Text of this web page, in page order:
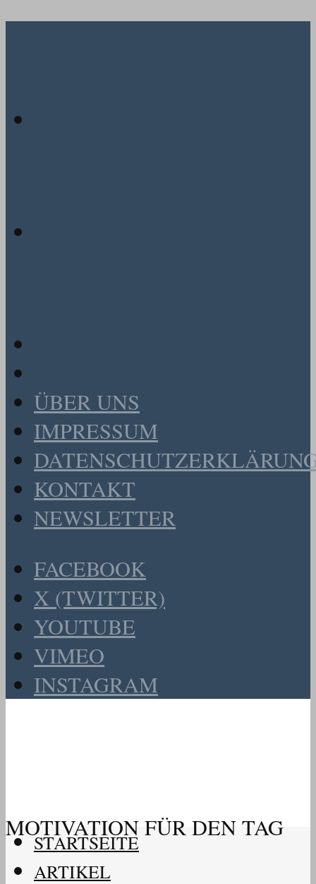
ÜBER UNS
IMPRESSUM
KONTAKT
NEWSLETTER
FACEBOOK
X (TWITTER)
YOUTUBE
VIMEO
INSTAGRAM
MOTIVATION FÜR DEN TAG
STARTSEITE
ARTIKEL